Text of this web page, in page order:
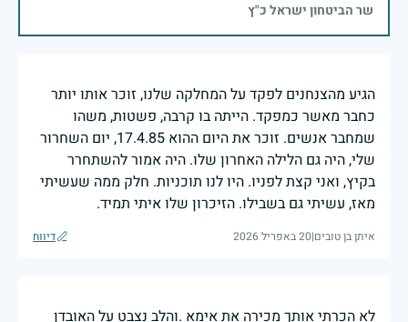
שר הביטחון ישראל כ"ץ
הגיע מהצנחנים לפקד על המחלקה שלנו, זוכר אותו יותר
כחבר מאשר כמפקד. הייתה בו קרבה, פשטות, משהו
שמחבר אנשים. זוכר את היום ההוא 17.4.85, יום השחרור
שלי, היה גם הלילה האחרון שלו. היה אמור להשתחרר
בקיץ, ואני קצת לפניו. היו לנו תוכניות. חלק ממה שעשיתי
מאז, עשיתי גם בשבילו. הזיכרון שלו איתי תמיד.
איתן בן טובים|20 באפריל 2026 דיווח
לא הכרתי אותך מכירה את אימא .והלב נצבט על האובדן